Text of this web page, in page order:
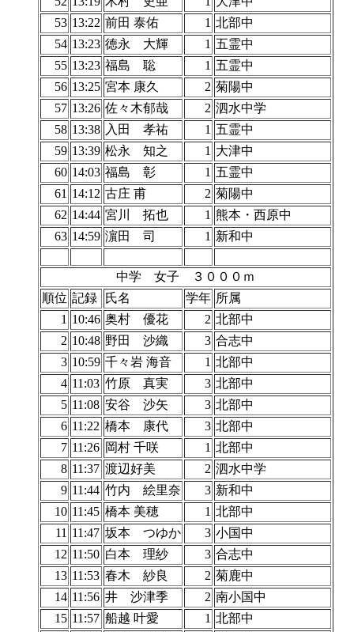
53 13:22 前田 泰佑 1 北部中
54 13:23 徳永 大輝 1 五霊中
55 13:23 福島 聡 1 五霊中
56 13:25 宮本 康久 2 菊陽中
57 13:26 佐々木郁哉 2 泗水中学
58 13:38 入田 孝祐 1 五霊中
59 13:39 松永 知之 1 大津中
60 14:03 福島 彰 1 五霊中
61 14:12 古庄 甫 2 菊陽中
62 14:44 宮川 拓也 1 熊本・西原中
63 14:59 濵田 司 1 新和中
中学 女子 ３０００ｍ
順位 記録 氏名 学年 所属
1 10:46 奥村 優花 2 北部中
2 10:48 野田 沙織 3 合志中
3 10:59 千々岩 海音 1 北部中
4 11:03 竹原 真実 3 北部中
5 11:08 安谷 沙矢 3 北部中
6 11:22 橋本 康代 3 北部中
7 11:26 岡村 千咲 1 北部中
8 11:37 渡辺好美 2 泗水中学
9 11:44 竹内 絵里奈 3 新和中
10 11:45 橋本 美穂 1 北部中
11 11:47 坂本 つゆか 3 小国中
12 11:50 白本 理紗 3 合志中
13 11:53 春木 紗良 2 菊鹿中
14 11:56 井 沙津季 2 南小国中
15 11:57 船越 叶愛 1 北部中